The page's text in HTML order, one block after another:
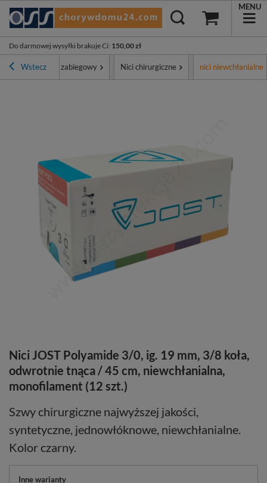
Do darmowej wysyłki brakuje Ci: 150,00 zł
MENU
WsteczSprzęt zabiegowy Nici chirurgiczne nici niewchłanialne
Nici JOST Polyamide 3/0, ig. 19 mm, 3/8 koła,
odwrotnie tnąca / 45 cm, niewchłanialna,
monofilament (12 szt.)
Szwy chirurgiczne najwyższej jakości,
syntetyczne, jednowłóknowe, niewchłanialne.
Kolor czarny.
Inne warianty